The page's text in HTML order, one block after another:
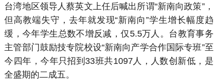
台湾地区领导人蔡英文上任后喊出所谓“新南向政策”，
但高教端失守，去年就发现“新南向”学生增长幅度趋
缓，今年学生总数不增反减，仅5.5万人。台教育事务
主管部门鼓励技专院校设“新南向产学合作国际专班”至
今四年，今年只招到33班共1097人，人数创新低，是
全盛期的二成五。